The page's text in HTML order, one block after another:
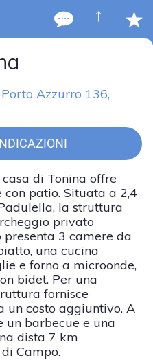
Azzurro 136,
di Tonina offre
patio. Situata a 2,4
la struttura
privato
3 camere da
una cucina
e forno a microonde,
bidet. Per una
fornisce
un costo aggiuntivo. A
un barbecue e una
dista 7 km
Campo.